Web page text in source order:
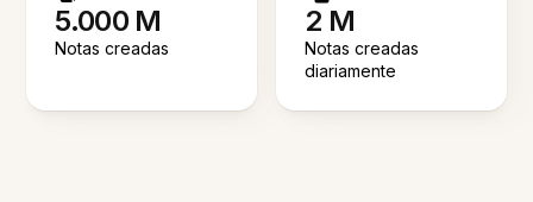
5.000 M
Notas creadas
2 M
Notas creadas
diariamente